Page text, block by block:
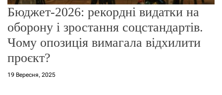
Бюджет-2026: рекордні видатки на
оборону і зростання соцстандартів.
Чому опозиція вимагала відхилити
проєкт?
19 Вересня, 2025